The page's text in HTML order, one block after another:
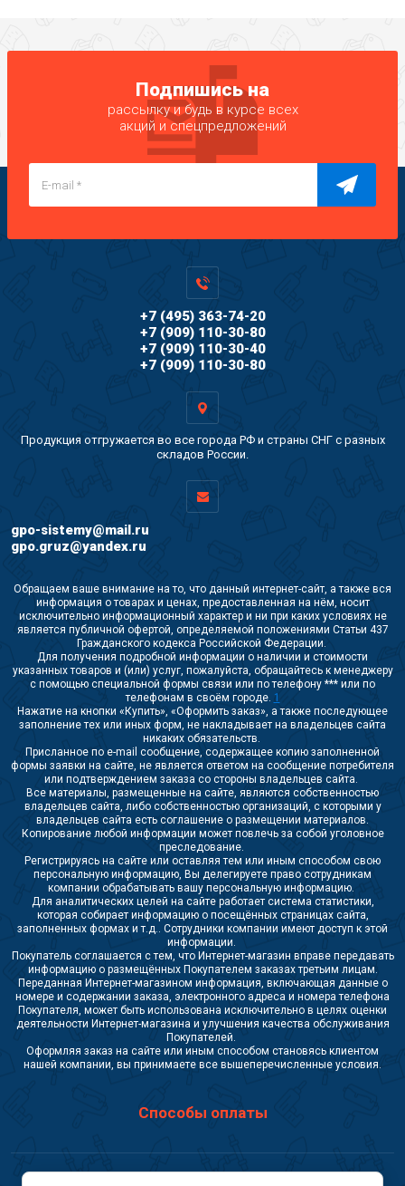
Подпишись на
рассылку и будь в курсе всех
акций и спецпредложений
+7 (495) 363-74-20
+7 (909) 110-30-80
+7 (909) 110-30-40
+7 (909) 110-30-80
Продукция отгружается во все города РФ и страны СНГ с разных
складов России.
gpo-sistemy@mail.ru
gpo.gruz@yandex.ru
Обращаем ваше внимание на то, что данный интернет-сайт, а также вся
информация о товарах и ценах, предоставленная на нём, носит
исключительно информационный характер и ни при каких условиях не
является публичной офертой, определяемой положениями Статьи 437
Гражданского кодекса Российской Федерации.
Для получения подробной информации о наличии и стоимости
указанных товаров и (или) услуг, пожалуйста, обращайтесь к менеджеру
с помощью специальной формы связи или по телефону *** или по
телефонам в своём городе. 1
Нажатие на кнопки «Купить», «Оформить заказ», а также последующее
заполнение тех или иных форм, не накладывает на владельцев сайта
никаких обязательств.
Присланное по e-mail сообщение, содержащее копию заполненной
формы заявки на сайте, не является ответом на сообщение потребителя
или подтверждением заказа со стороны владельцев сайта.
Все материалы, размещенные на сайте, являются собственностью
владельцев сайта, либо собственностью организаций, с которыми у
владельцев сайта есть соглашение о размещении материалов.
Копирование любой информации может повлечь за собой уголовное
преследование.
Регистрируясь на сайте или оставляя тем или иным способом свою
персональную информацию, Вы делегируете право сотрудникам
компании обрабатывать вашу персональную информацию.
Для аналитических целей на сайте работает система статистики,
которая собирает информацию о посещённых страницах сайта,
заполненных формах и т.д.. Сотрудники компании имеют доступ к этой
информации.
Покупатель соглашается с тем, что Интернет-магазин вправе передавать
информацию о размещённых Покупателем заказах третьим лицам.
Переданная Интернет-магазином информация, включающая данные о
номере и содержании заказа, электронного адреса и номера телефона
Покупателя, может быть использована исключительно в целях оценки
деятельности Интернет-магазина и улучшения качества обслуживания
Покупателей.
Оформляя заказ на сайте или иным способом становясь клиентом
нашей компании, вы принимаете все вышеперечисленные условия.
Способы оплаты